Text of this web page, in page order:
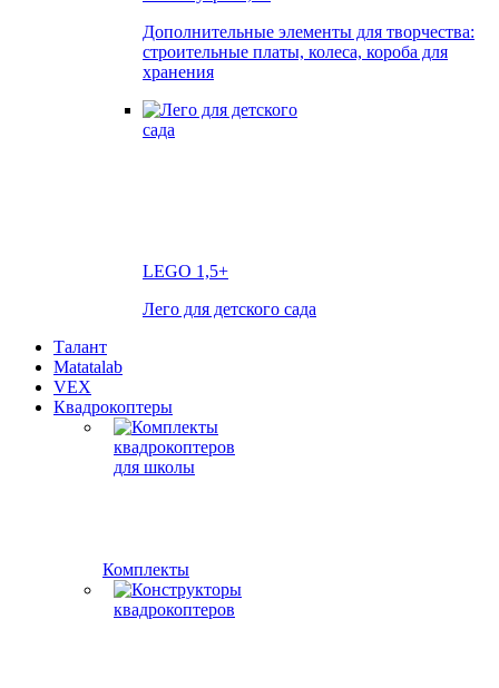
Дополнительные элементы для творчества:
строительные платы, колеса, короба для
хранения
LEGO 1,5+
Лего для детского сада
Талант
Matatalab
VEX
Квадрокоптеры
Комплекты